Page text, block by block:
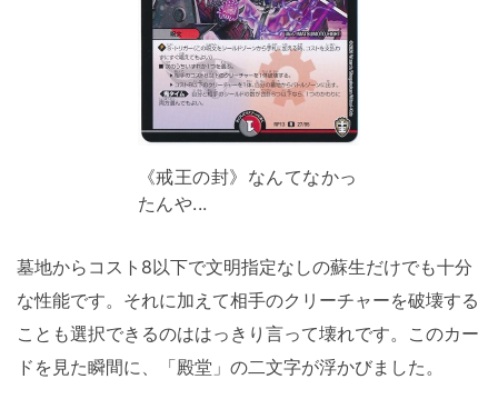
《戒王の封》なんてなかっ
たんや...
墓地からコスト8以下で文明指定なしの蘇生だけでも十分
な性能です。それに加えて相手のクリーチャーを破壊する
ことも選択できるのははっきり言って壊れです。このカー
ドを見た瞬間に、「殿堂」の二文字が浮かびました。